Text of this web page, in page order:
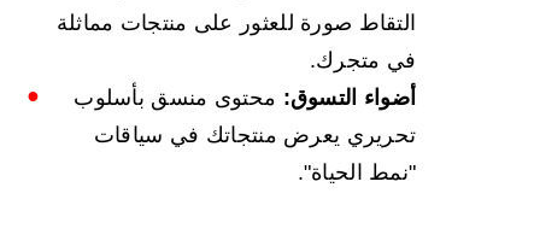
التقاط صورة للعثور على منتجات مماثلة
في متجرك.
أضواء التسوق:محتوى منسق بأسلوب
تحريري يعرض منتجاتك في سياقات
"نمط الحياة".